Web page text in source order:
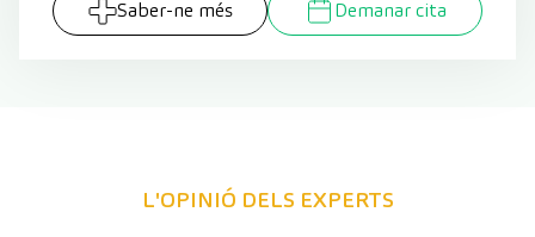
Saber-ne més Demanar cita
L'OPINIÓ DELS EXPERTS